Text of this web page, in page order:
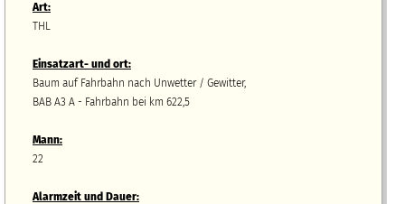
Art:
THL
Einsatzart- und ort:
Baum auf Fahrbahn nach Unwetter / Gewitter,
BAB A3 A - Fahrbahn bei km 622,5
Mann:
22
Alarmzeit und Dauer: